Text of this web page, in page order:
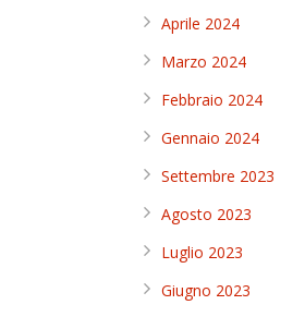
Aprile 2024
Marzo 2024
Febbraio 2024
Gennaio 2024
Settembre 2023
Agosto 2023
Luglio 2023
Giugno 2023